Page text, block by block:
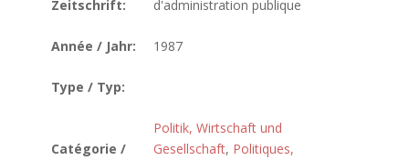
Zeitschrift:
d'administration publique
Année / Jahr: 1987
Type / Typ:
Catégorie /
Politik, Wirtschaft und
Gesellschaft, Politiques,